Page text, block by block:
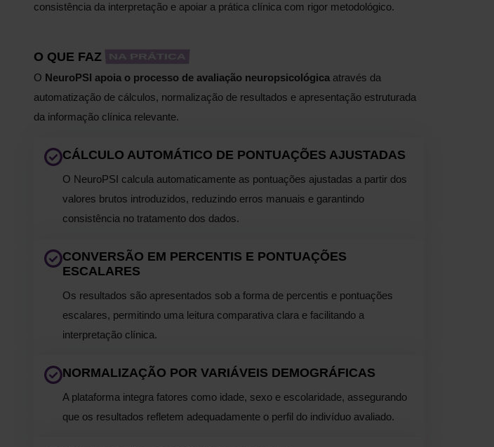
consistência da interpretação e apoiar a prática clínica com rigor metodológico.
O QUE FAZ NA PRÁTICA
O NeuroPSI apoia o processo de avaliação neuropsicológica através da
automatização de cálculos, normalização de resultados e apresentação estruturada
da informação clínica relevante.
CÁLCULO AUTOMÁTICO DE PONTUAÇÕES AJUSTADAS
O NeuroPSI calcula automaticamente as pontuações ajustadas a partir dos
valores brutos introduzidos, reduzindo erros manuais e garantindo
consistência no tratamento dos dados.
CONVERSÃO EM PERCENTIS E PONTUAÇÕES
ESCALARES
Os resultados são apresentados sob a forma de percentis e pontuações
escalares, permitindo uma leitura comparativa clara e facilitando a
interpretação clínica.
NORMALIZAÇÃO POR VARIÁVEIS DEMOGRÁFICAS
A plataforma integra fatores como idade, sexo e escolaridade, assegurando
que os resultados refletem adequadamente o perfil do indivíduo avaliado.